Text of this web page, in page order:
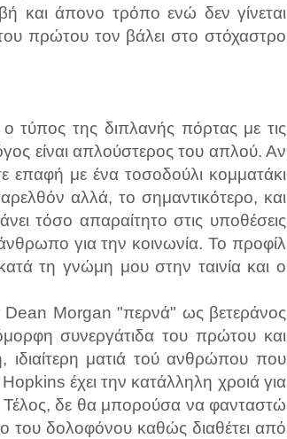
και άπονο τρόπο ενώ δεν γίνεται
πρώτου τον βάλει στο στόχαστρο
τύπος της διπλανής πόρτας με τις
είναι απλούστερος του απλού. Αν
επαφή με ένα τοσοδούλι κομματάκι
αλλά, το σημαντικότερο, και
τόσο απαραίτητο στις υποθέσεις
για την κοινωνία. Το προφίλ
τη γνώμη μου στην ταινία και ο
Dean Morgan "περνά" ως βετεράνος
συνεργάτιδα του πρώτου και
ιδιαίτερη ματιά τού ανθρώπου που
έχει την κατάλληλη χροιά για
Τέλος, δε θα μπορούσα να φανταστώ
δολοφόνου καθώς διαθέτει από